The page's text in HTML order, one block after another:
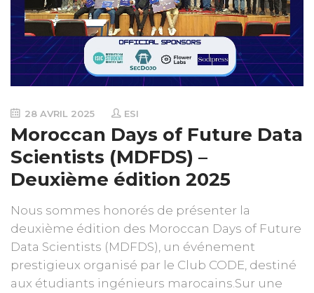
28 AVRIL 2025 ESI
Moroccan Days of Future Data
Scientists (MDFDS) –
Deuxième édition 2025
Nous sommes honorés de présenter la
deuxième édition des Moroccan Days of Future
Data Scientists (MDFDS), un événement
prestigieux organisé par le Club CODE, destiné
aux étudiants ingénieurs marocains.Sur une